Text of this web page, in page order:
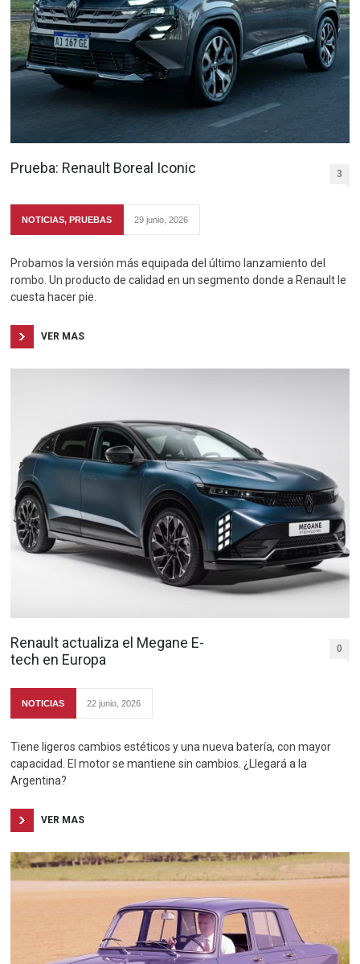
Prueba: Renault Boreal Iconic 3
NOTICIAS, PRUEBAS 29 junio, 2026
Probamos la versión más equipada del último lanzamiento del
rombo. Un producto de calidad en un segmento donde a Renault le
cuesta hacer pie.
VER MAS
Renault actualiza el Megane E-
tech en Europa
0
NOTICIAS 22 junio, 2026
Tiene ligeros cambios estéticos y una nueva batería, con mayor
capacidad. El motor se mantiene sin cambios. ¿Llegará a la
Argentina?
VER MAS